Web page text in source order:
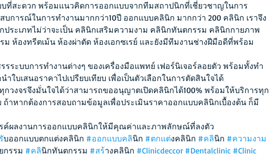
ที่สะดวก พร้อมแนวคิดการออกแบบจากทีมสถาปนิกที่เชี่ยวชาญในการ
การณ์ในการทำงานมากกว่า10ปี ออกแบบคลินิก มากกว่า 200 คลินิก เราจึง
ระเภทไม่ว่าจะเป็น คลินิกเสริมความงาม คลินิกทันตกรรม คลินิกกายภาพ
ห้องทรีตเม้น ห้องผ่าตัด ห้องเอกซเรย์ และยังมีทีมงานช่างฝีมือดีที่พร้อม
รระบบการทำงานต่างๆ ของเครื่องมือแพทย์ เฟอร์นิเจอร์ลอยตัว พร้อมทั้งทำ
ำใบเสนอราคาไปเปรียบเทียบ เพื่อเป็นตัวเลือกในการตัดสินใจได้
วงจรจึงมั่นใจได้ว่าสามารถขออนุญาตเปิดคลินิกได้100% พร้อมให้บริการทุก
าหากต้องการสอบถามข้อมูลเพื่อประเมินราคาออกแบบคลินิกเบื้องต้น ก็มี
ค์ผลงานการออกแบบคลินิกให้มีคุณค่าและภาพลักษณ์ที่ลงตัว
ับออกแบบตกแต่งคลินิก #ออกแบบคลินิก #ตกแต่งคลินิก #คลินิก #ความงาม
กรรม #คลินิกทันตกรรม #สร้างคลินิก #Clinicdeccor #Dentalclinic #Clinic